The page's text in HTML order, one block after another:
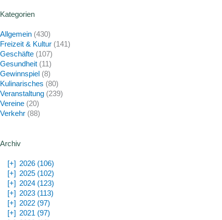
Kategorien
Allgemein (430)
Freizeit & Kultur (141)
Geschäfte (107)
Gesundheit (11)
Gewinnspiel (8)
Kulinarisches (80)
Veranstaltung (239)
Vereine (20)
Verkehr (88)
Archiv
[+] 2026 (106)
[+] 2025 (102)
[+] 2024 (123)
[+] 2023 (113)
[+] 2022 (97)
[+] 2021 (97)